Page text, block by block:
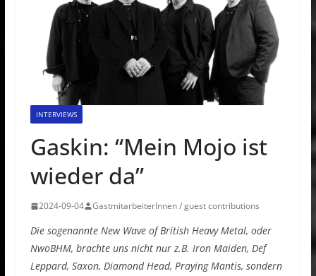
INTERVIEWS
Gaskin: “Mein Mojo ist
wieder da”
2024-09-04 GastmitarbeiterInnen / guest contributions
Die sogenannte New Wave of British Heavy Metal, oder
NwoBHM, brachte uns nicht nur z.B. Iron Maiden, Def
Leppard, Saxon, Diamond Head, Praying Mantis, sondern